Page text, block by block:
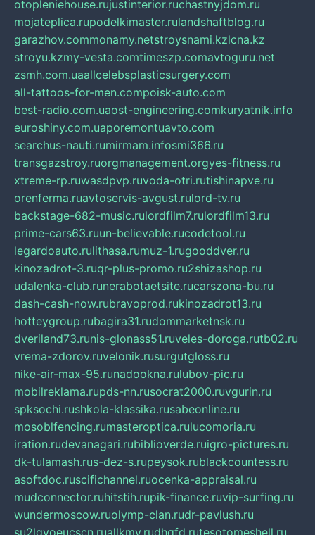
otopleniehouse.rujustinterior.ruchastnyjdom.ru
mojateplica.rupodelkimaster.rulandshaftblog.ru
garazhov.commonamy.netstroysnami.kzlcna.kz
stroyu.kzmy-vesta.comtimeszp.comavtoguru.net
zsmh.com.uaallcelebsplasticsurgery.com
all-tattoos-for-men.compoisk-auto.com
best-radio.com.uaost-engineering.comkuryatnik.info
euroshiny.com.uaporemontuavto.com
searchus-nauti.rumirmam.infosmi366.ru
transgazstroy.ruorgmanagement.orgyes-fitness.ru
xtreme-rp.ruwasdpvp.ruvoda-otri.rutishinapve.ru
orenferma.ruavtoservis-avgust.rulord-tv.ru
backstage-682-music.rulordfilm7.rulordfilm13.ru
prime-cars63.ruun-believable.rucodetool.ru
legardoauto.rulithasa.rumuz-1.rugooddver.ru
kinozadrot-3.ruqr-plus-promo.ru2shizashop.ru
udalenka-club.runerabotaetsite.rucarszona-bu.ru
dash-cash-now.rubravoprod.rukinozadrot13.ru
hotteygroup.rubagira31.rudommarketnsk.ru
dveriland73.runis-glonass51.ruveles-doroga.rutb02.ru
vrema-zdorov.ruvelonik.rusurgutgloss.ru
nike-air-max-95.runadookna.rulubov-pic.ru
mobilreklama.rupds-nn.rusocrat2000.ruvgurin.ru
spksochi.rushkola-klassika.rusabeonline.ru
mosoblfencing.rumasteroptica.rulucomoria.ru
iration.rudevanagari.rubiblioverde.ruigro-pictures.ru
dk-tulamash.rus-dez-s.rupeysok.rublackcountess.ru
asoftdoc.ruscifichannel.ruocenka-appraisal.ru
mudconnector.ruhitstih.rupik-finance.ruvip-surfing.ru
wundermoscow.ruolymp-clan.rudr-pavlush.ru
su2lgyoeucscn.ruallkmv.rudhgfd.rutesotomeshell.ru